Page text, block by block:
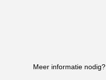
Meer informatie nodig?